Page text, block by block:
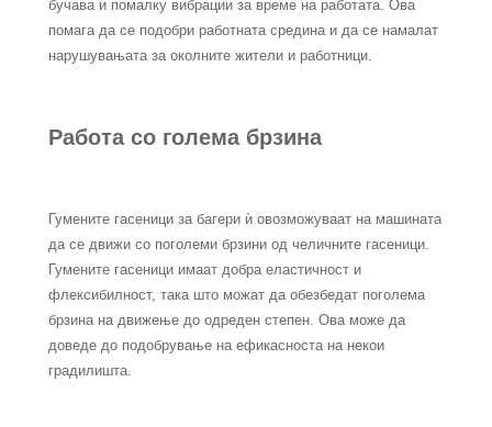
бучава и помалку вибрации за време на работата. Ова
помага да се подобри работната средина и да се намалат
нарушувањата за околните жители и работници.
Работа со голема брзина
Гумените гасеници за багери ѝ овозможуваат на машината
да се движи со поголеми брзини од челичните гасеници.
Гумените гасеници имаат добра еластичност и
флексибилност, така што можат да обезбедат поголема
брзина на движење до одреден степен. Ова може да
доведе до подобрување на ефикасноста на некои
градилишта.